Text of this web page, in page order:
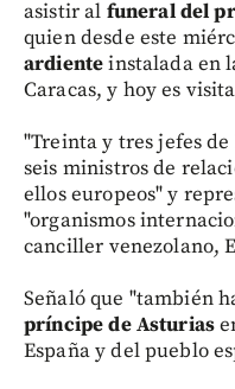
asistir al funeral del
quien desde este
ardienteinstalada en
Caracas, y hoy es
"Treinta y tres jefes
seis ministros de
ellos europeos" y
"organismos
canciller venezolano,
Señaló que "también
príncipe de Asturias
España y del pueblo